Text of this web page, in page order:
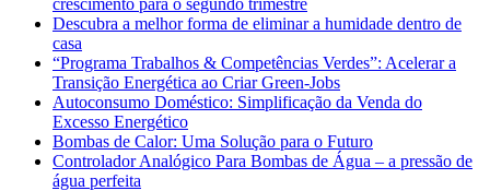
Descubra a melhor forma de eliminar a humidade dentro de
casa
“Programa Trabalhos & Competências Verdes”: Acelerar a
Transição Energética ao Criar Green-Jobs
Autoconsumo Doméstico: Simplificação da Venda do
Excesso Energético
Bombas de Calor: Uma Solução para o Futuro
Controlador Analógico Para Bombas de Água – a pressão de
água perfeita